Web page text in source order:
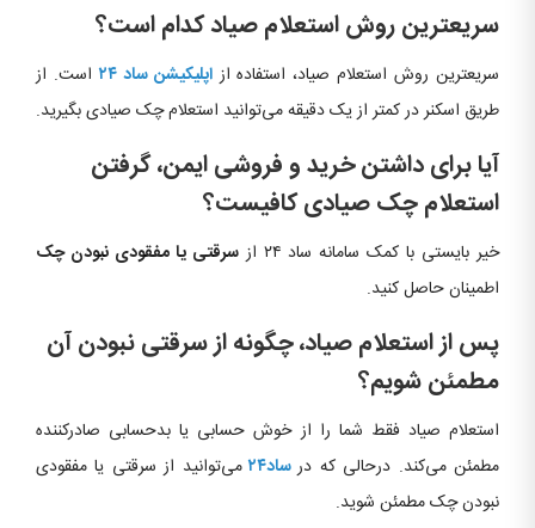
سریعترین روش استعلام صیاد کدام است؟
سریعترین روش استعلام صیاد، استفاده ازاپلیکیشن ساد ۲۴
است. از
طریق اسکنر در کمتر از یک دقیقه می‌توانید استعلام چک صیادی بگیرید.
آیا برای داشتن خرید و فروشی ایمن، گرفتن
استعلام چک صیادی کافیست؟
خیر بایستی با کمک سامانه ساد ۲۴ از
سرقتی یا مفقودی نبودن چک
اطمینان حاصل کنید.
پس از استعلام صیاد، چگونه از سرقتی نبودن آن
مطمئن شویم؟
استعلام صیاد فقط شما را از خوش حسابی یا بدحسابی صادرکننده
مطمئن می‌کند. درحالی که درساد۲۴
می‌توانید از سرقتی یا مفقودی
نبودن چک مطمئن شوید.